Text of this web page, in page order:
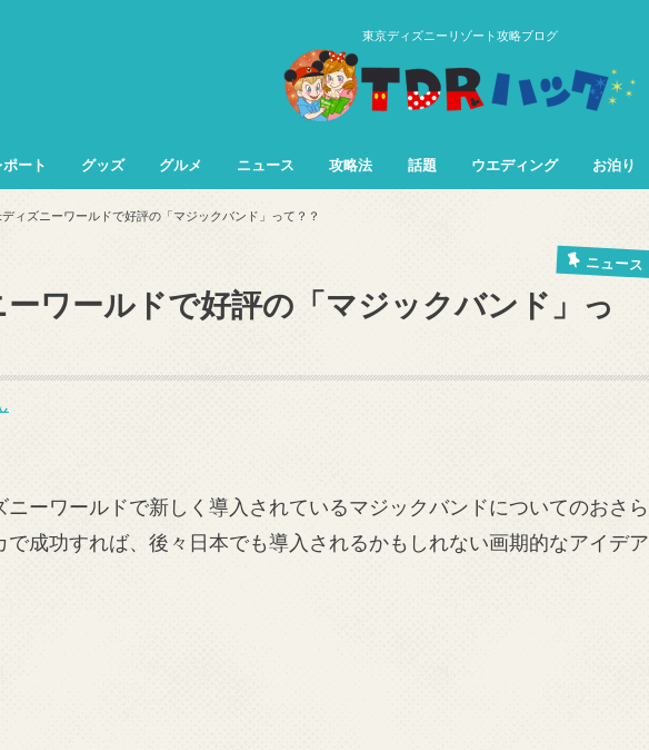
東京ディズニーリゾート攻略ブログ
ポート グッズ グルメ ニュース 攻略法 話題 ウエディング お泊り
ディズニーワールドで好評の「マジックバンド」って？？
ニュース
ワールドで好評の「マジックバンド」っ
ニーワールドで新しく導入されているマジックバンドについてのおさら
で成功すれば、後々日本でも導入されるかもしれない画期的なアイデア